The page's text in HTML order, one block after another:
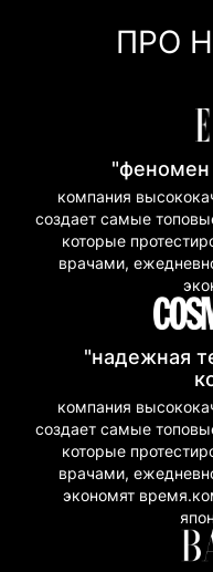
Покупка частями
ПРО
"феномен
компания
создает самые
которые
врачами,
"надежная
компания
создает самые
которые
врачами,
экономят